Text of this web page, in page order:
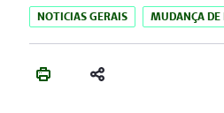
NOTICIAS GERAIS MUDANÇA DE